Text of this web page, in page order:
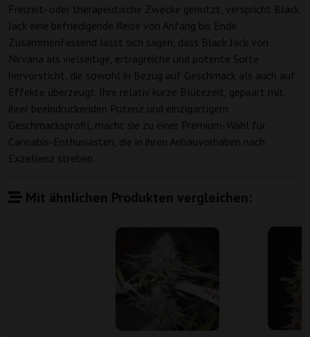
Freizeit- oder therapeutische Zwecke genutzt, verspricht Black
Jack eine befriedigende Reise von Anfang bis Ende.
Zusammenfassend lässt sich sagen, dass Black Jack von
Nirvana als vielseitige, ertragreiche und potente Sorte
hervorsticht, die sowohl in Bezug auf Geschmack als auch auf
Effekte überzeugt. Ihre relativ kurze Blütezeit, gepaart mit
ihrer beeindruckenden Potenz und einzigartigem
Geschmacksprofil, macht sie zu einer Premium-Wahl für
Cannabis-Enthusiasten, die in ihren Anbauvorhaben nach
Exzellenz streben.
Mit ähnlichen Produkten vergleichen: